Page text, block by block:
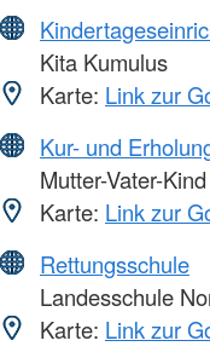
Kita Kumulus
Karte: Link zur
Kur- und
Mutter-Vater-
Karte: Link zur
Rettungsschule
Landesschule
Karte: Link zur